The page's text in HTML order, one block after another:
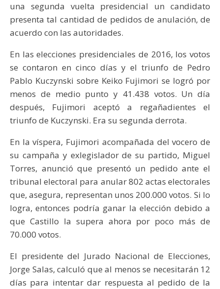
una segunda vuelta presidencial un candidato
presenta tal cantidad de pedidos de anulación, de
acuerdo con las autoridades.
En las elecciones presidenciales de 2016, los votos
se contaron en cinco días y el triunfo de Pedro
Pablo Kuczynski sobre Keiko Fujimori se logró por
menos de medio punto y 41.438 votos. Un día
después, Fujimori aceptó a regañadientes el
triunfo de Kuczynski. Era su segunda derrota.
En la víspera, Fujimori acompañada del vocero de
su campaña y exlegislador de su partido, Miguel
Torres, anunció que presentó un pedido ante el
tribunal electoral para anular 802 actas electorales
que, asegura, representan unos 200.000 votos. Si lo
logra, entonces podría ganar la elección debido a
que Castillo la supera ahora por poco más de
70.000 votos.
El presidente del Jurado Nacional de Elecciones,
Jorge Salas, calculó que al menos se necesitarán 12
días para intentar dar respuesta al pedido de la